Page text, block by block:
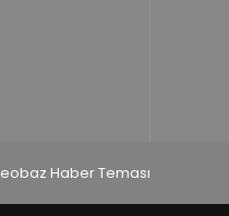
Haber Teması